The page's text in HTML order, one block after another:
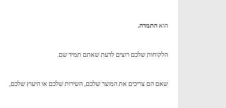
הוא התמדה.
הלקוחות שלכם רוצים לדעת שאתם תמיד שם.
שאם הם צריכים את המוצר שלכם, השירות שלכם או היעוץ שלכם,